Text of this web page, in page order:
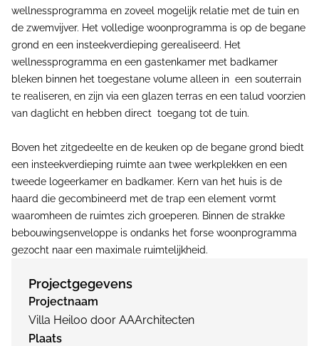
wellnessprogramma en zoveel mogelijk relatie met de tuin en
de zwemvijver. Het volledige woonprogramma is op de begane
grond en een insteekverdieping gerealiseerd. Het
wellnessprogramma en een gastenkamer met badkamer
bleken binnen het toegestane volume alleen in een souterrain
te realiseren, en zijn via een glazen terras en een talud voorzien
van daglicht en hebben direct toegang tot de tuin.
Boven het zitgedeelte en de keuken op de begane grond biedt
een insteekverdieping ruimte aan twee werkplekken en een
tweede logeerkamer en badkamer. Kern van het huis is de
haard die gecombineerd met de trap een element vormt
waaromheen de ruimtes zich groeperen. Binnen de strakke
bebouwingsenveloppe is ondanks het forse woonprogramma
gezocht naar een maximale ruimtelijkheid.
Projectgegevens
Projectnaam
Villa Heiloo door AAArchitecten
Plaats